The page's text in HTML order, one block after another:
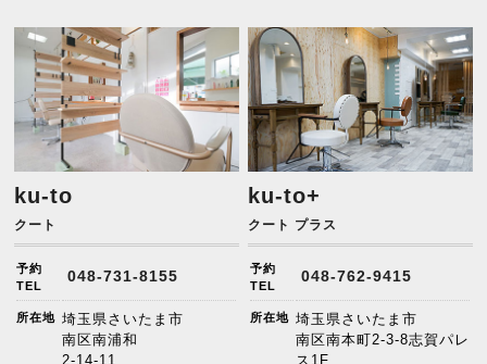
ku-to
クート
予約
TEL
048-731-8155
所在地 埼玉県さいたま市
南区南浦和
2-14-11
ku-to+
クート プラス
予約
TEL
048-762-9415
所在地 埼玉県さいたま市
南区南本町2-3-8志賀パレ
ス1F